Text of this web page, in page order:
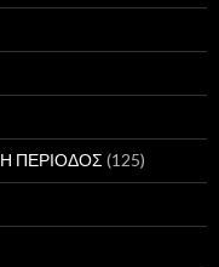
ΠΕΡΙΟΔΟΣ (125)